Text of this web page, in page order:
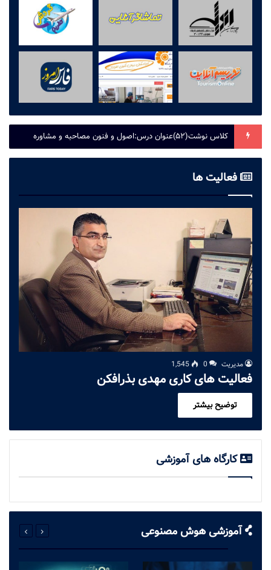
کلاس نوشت(۵۲)عنوان درس:اصول و فنون مصاحبه و مشاوره
فعالیت ها
مدیریت 0
1,545
فعالیت های کاری مهدی بذرافکن
توضیح بیشتر
کارگاه های آموزشی
آموزشی هوش مصنوعی